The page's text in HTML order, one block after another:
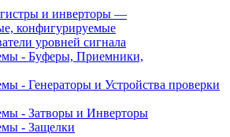
и инверторы —
конфигурируемые
уровней сигнала
- Буферы, Приемники,
- Генераторы и Устройства проверки
- Затворы и Инверторы
- Защелки